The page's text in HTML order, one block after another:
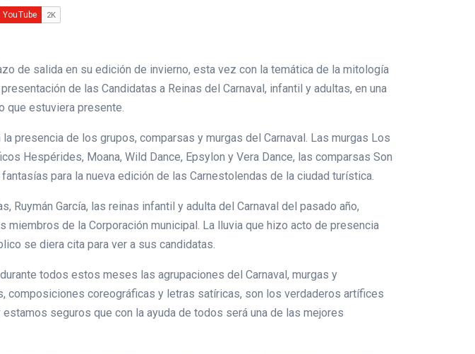
de salida en su edición de invierno, esta vez con la temática de la mitología
de las Candidatas a Reinas del Carnaval, infantil y adultas, en una
que estuviera presente.
presencia de los grupos, comparsas y murgas del Carnaval. Las murgas Los
Hespérides, Moana, Wild Dance, Epsylon y Vera Dance, las comparsas Son
para la nueva edición de las Carnestolendas de la ciudad turística.
García, las reinas infantil y adulta del Carnaval del pasado año,
de la Corporación municipal. La lluvia que hizo acto de presencia
se diera cita para ver a sus candidatas.
todos estos meses las agrupaciones del Carnaval, murgas y
composiciones coreográficas y letras satíricas, son los verdaderos artífices
seguros que con la ayuda de todos será una de las mejores